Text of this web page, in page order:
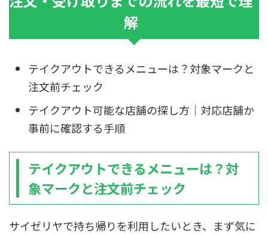
解
テイクアウトできるメニューは？対象マークと
注文前チェック
テイクアウト可能な店舗の探し方｜対応店舗か
事前に確認する手順
テイクアウトできるメニューは？対
象マークと注文前チェック
サイゼリヤで持ち帰りを利用したいとき、まず気に